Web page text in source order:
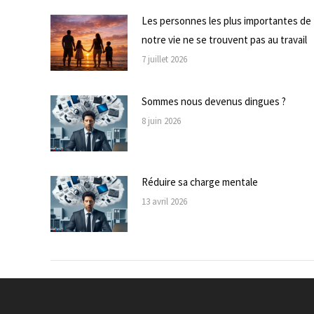
Les personnes les plus importantes de
notre vie ne se trouvent pas au travail
7 juillet 2026
Sommes nous devenus dingues ?
8 juin 2026
Réduire sa charge mentale
13 avril 2026